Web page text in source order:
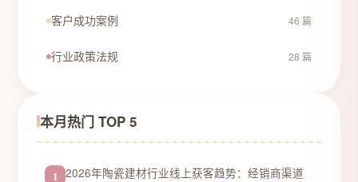
客户成功案例 46 篇
行业政策法规 28 篇
本月热门 TOP 5
1 2026年陶瓷建材行业线上获客趋势：经销商渠道